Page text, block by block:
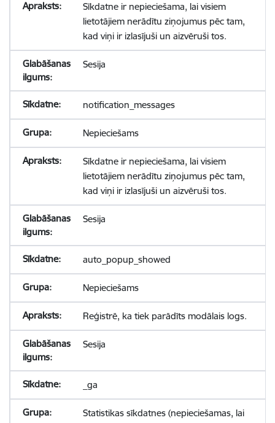
Sīkdatne ir nepieciešama, lai visiem
lietotājiem nerādītu ziņojumus pēc tam,
kad viņi ir izlasījuši un aizvēruši tos.
Sesija
notification_messages
Nepieciešams
Sīkdatne ir nepieciešama, lai visiem
lietotājiem nerādītu ziņojumus pēc tam,
kad viņi ir izlasījuši un aizvēruši tos.
Sesija
auto_popup_showed
Nepieciešams
Reģistrē, ka tiek parādīts modālais logs.
Sesija
_ga
Statistikas sīkdatnes (nepieciešamas, lai